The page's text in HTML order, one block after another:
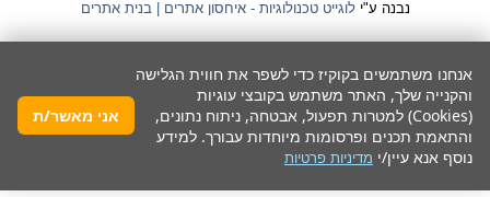
נבנה ע"ילוגייט טכנולוגיות - איחסון אתרים | בנית אתרים
אנחנו משתמשים בקוקיז כדי לשפר את חווית הגלישה
והקנייה שלך, האתר משתמש בקובצי עוגיות
(Cookies) למטרות תפעול, אבטחה, ניתוח נתונים,
והתאמת תכנים ופרסומות מיוחדות עבורך. למידע
נוסף אנא עיין/י מדיניות פרטיות
אני מאשר/ת